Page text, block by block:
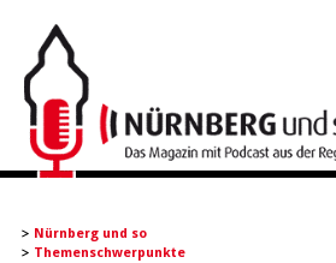
Nürnberg und so
Themenschwerpunkte